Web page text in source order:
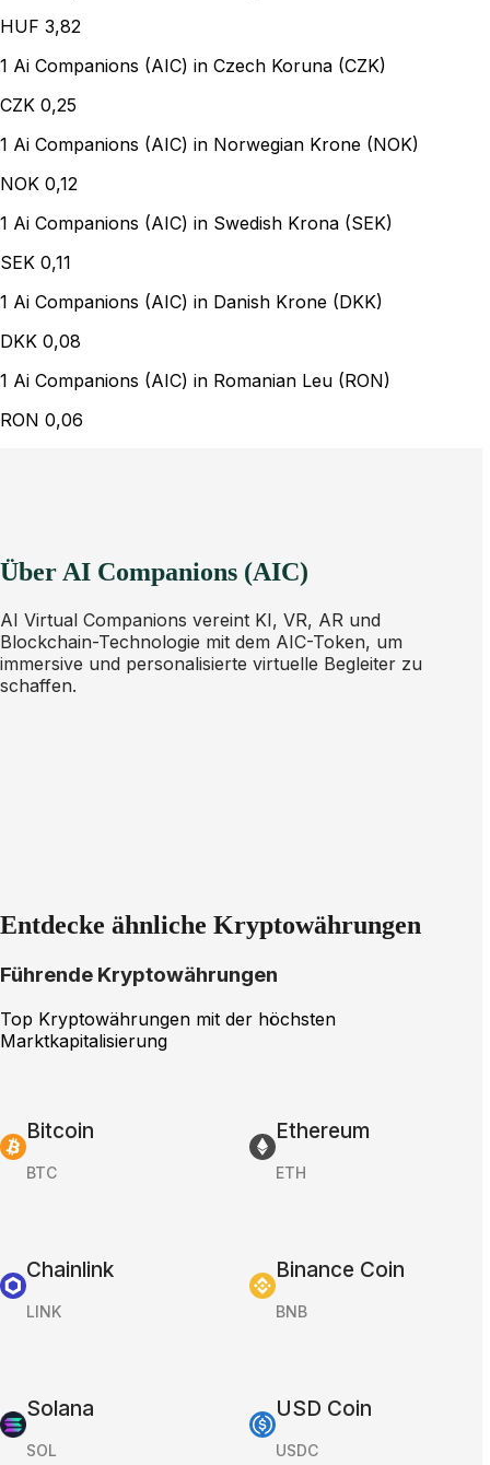
HUF 3,82
1 Ai Companions (AIC) in Czech Koruna (CZK)
CZK 0,25
1 Ai Companions (AIC) in Norwegian Krone (NOK)
NOK 0,12
1 Ai Companions (AIC) in Swedish Krona (SEK)
SEK 0,11
1 Ai Companions (AIC) in Danish Krone (DKK)
DKK 0,08
1 Ai Companions (AIC) in Romanian Leu (RON)
RON 0,06
Über AI Companions (AIC)
AI Virtual Companions vereint KI, VR, AR und
Blockchain-Technologie mit dem AIC-Token, um
immersive und personalisierte virtuelle Begleiter zu
schaffen.
Entdecke ähnliche Kryptowährungen
Führende Kryptowährungen
Top Kryptowährungen mit der höchsten
Marktkapitalisierung
Bitcoin
BTC
Ethereum
ETH
Chainlink
LINK
Binance Coin
BNB
Solana
SOL
USD Coin
USDC